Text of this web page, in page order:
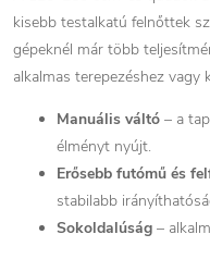
kisebb testalkatú felnőttek
gépeknél már több
alkalmas terepezéshez
Manuális váltó – a
élményt nyújt.
Erősebb futómű és
stabilabb
Sokoldalúság –